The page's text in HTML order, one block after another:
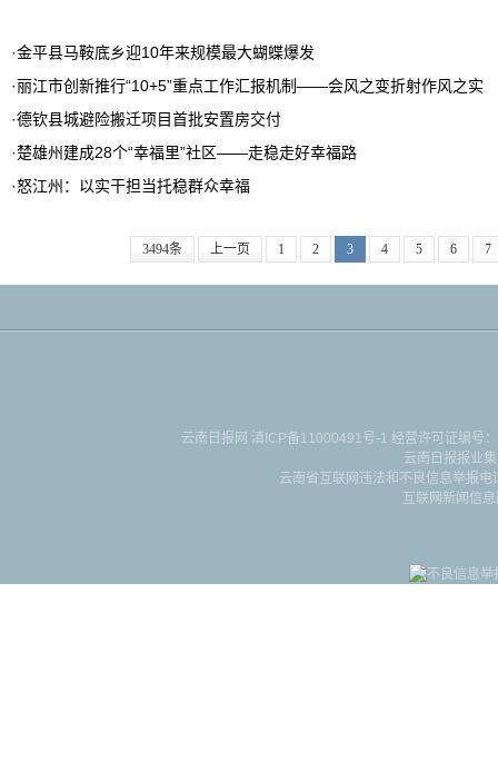
·金平县马鞍底乡迎10年来规模最大蝴蝶爆发
·丽江市创新推行“10+5”重点工作汇报机制——会风之变折射作风之实
·德钦县城避险搬迁项目首批安置房交付
·楚雄州建成28个“幸福里”社区——走稳走好幸福路
·怒江州：以实干担当托稳群众幸福
3494条 上一页 1 2 3 4 5 6 7
云南日报网 滇ICP备11000491号-1 经营许可证编号
云南日报报业
云南省互联网违法和不良信息举报
互联网新闻信